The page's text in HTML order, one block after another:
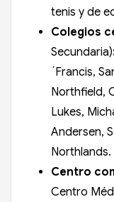
tenis y de
Colegios
Secundaria)
´Francis,
Northfield,
Lukes,
Andersen,
Northlands.
Centro
Centro